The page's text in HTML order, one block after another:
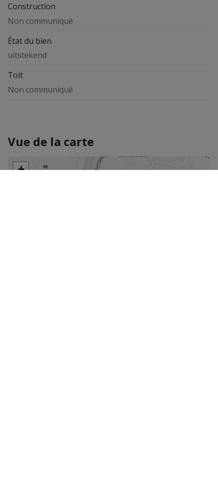
Construction
Non communiqué
État du bien
uitstekend
Toit
Non communiqué
Vue de la carte